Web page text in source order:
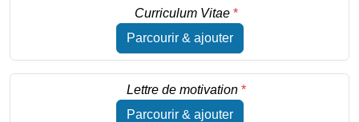
Curriculum Vitae *
Parcourir & ajouter
Lettre de motivation *
Parcourir & ajouter